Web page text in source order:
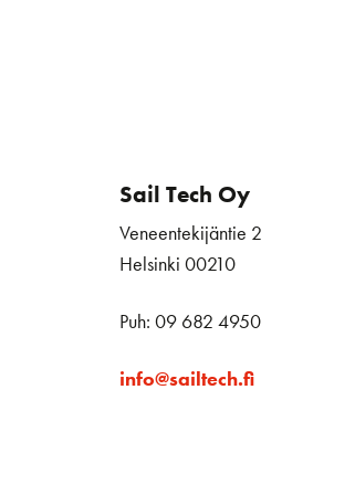
Sail Tech Oy
Veneentekijäntie 2
Helsinki 00210
Puh: 09 682 4950
info@sailtech.fi